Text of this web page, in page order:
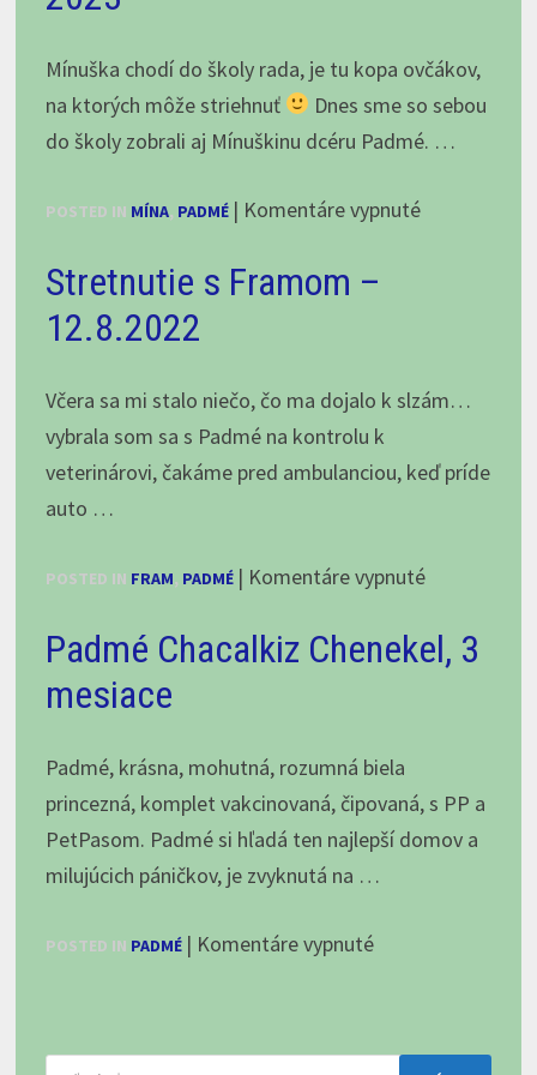
po
Z
so
chovateľkou
Mínuška chodí do školy rada, je tu kopa ovčákov,
na ktorých môže striehnuť
Dnes sme so sebou
do školy zobrali aj Mínuškinu dcéru Padmé. …
POSTED IN MÍNA, PADMÉ | Komentáre vypnuténa
2023
Stretnutie s Framom –
12.8.2022
Včera sa mi stalo niečo, čo ma dojalo k slzám…
vybrala som sa s Padmé na kontrolu k
veterinárovi, čakáme pred ambulanciou, keď príde
auto …
POSTED IN FRAM, PADMÉ | Komentáre vypnuténa
s
Padmé Chacalkiz Chenekel, 3
mesiace
Padmé, krásna, mohutná, rozumná biela
princezná, komplet vakcinovaná, čipovaná, s PP a
PetPasom. Padmé si hľadá ten najlepší domov a
milujúcich páničkov, je zvyknutá na …
POSTED IN PADMÉ | Komentáre vypnuténa
Chenekel,
Hľadať: